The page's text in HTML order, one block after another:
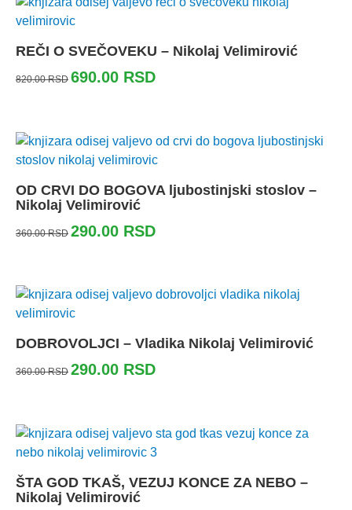
REČI O SVEČOVEKU – Nikolaj Velimirović
820.00RSD 690.00 RSD
OD CRVI DO BOGOVA ljubostinjski stoslov –
Nikolaj Velimirović
360.00RSD 290.00 RSD
DOBROVOLJCI – Vladika Nikolaj Velimirović
360.00RSD 290.00 RSD
ŠTA GOD TKAŠ, VEZUJ KONCE ZA NEBO –
Nikolaj Velimirović